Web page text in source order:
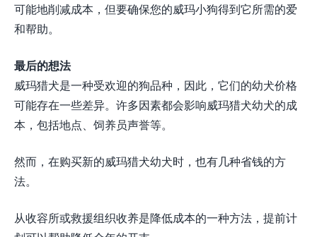
可能地削减成本，但要确保您的威玛小狗得到它所需的爱
和帮助。
最后的想法
威玛猎犬是一种受欢迎的狗品种，因此，它们的幼犬价格
可能存在一些差异。许多因素都会影响威玛猎犬幼犬的成
本，包括地点、饲养员声誉等。
然而，在购买新的威玛猎犬幼犬时，也有几种省钱的方
法。
从收容所或救援组织收养是降低成本的一种方法，提前计